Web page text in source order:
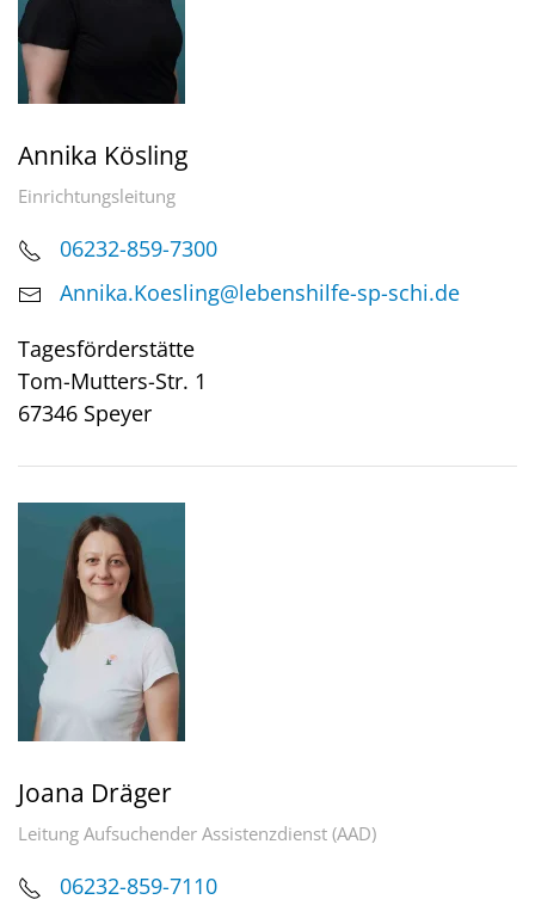
Annika Kösling
Einrichtungsleitung
06232-859-7300
Annika.Koesling@lebenshilfe-sp-schi.de
Tagesförderstätte
Tom-Mutters-Str. 1
67346 Speyer
Joana Dräger
Leitung Aufsuchender Assistenzdienst (AAD)
06232-859-7110